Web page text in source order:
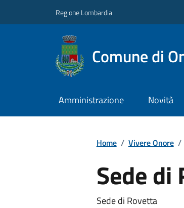
Regione Lombardia
Comune di
Amministrazione Novità
Home / Vivere Onore /
Sede di
Sede di Rovetta